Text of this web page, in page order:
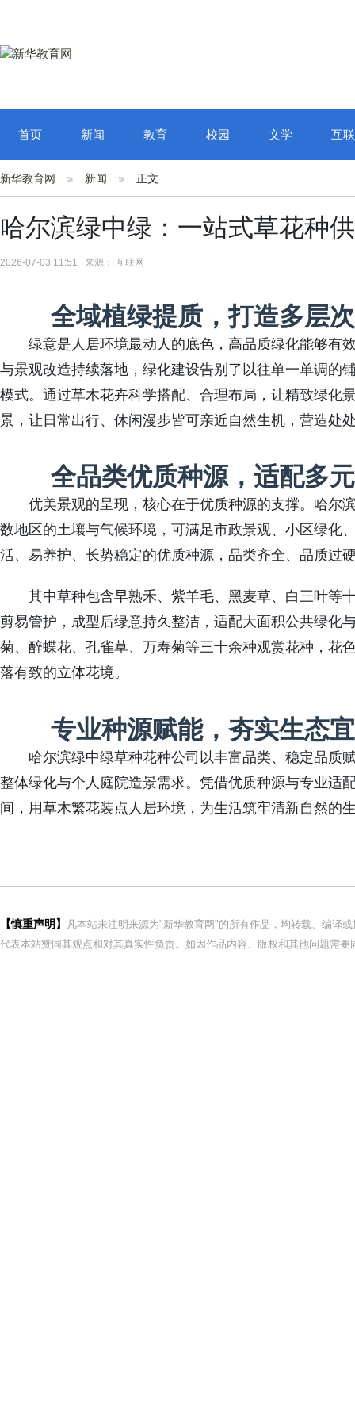
首页 新闻 教育 校园 文学 互
新华教育网 新闻 正文
哈尔滨绿中绿：一站式草花种
2026-07-03 11:51 来源： 互联网
全域植绿提质，打造多层
绿意是人居环境最动人的底色，高品质绿化能够有
与景观改造持续落地，绿化建设告别了以往单一单调的
模式。通过草木花卉科学搭配、合理布局，让精致绿化
景，让日常出行、休闲漫步皆可亲近自然生机，营造处
全品类优质种源，适配多
优美景观的呈现，核心在于优质种源的支撑。哈尔
数地区的土壤与气候环境，可满足市政景观、小区绿化
活、易养护、长势稳定的优质种源，品类齐全、品质过
其中草种包含早熟禾、紫羊毛、黑麦草、白三叶等
剪易管护，成型后绿意持久整洁，适配大面积公共绿化
菊、醉蝶花、孔雀草、万寿菊等三十余种观赏花种，花
落有致的立体花境。
专业种源赋能，夯实生态
哈尔滨绿中绿草种花种公司以丰富品类、稳定品质
整体绿化与个人庭院造景需求。凭借优质种源与专业适
间，用草木繁花装点人居环境，为生活筑牢清新自然的
【慎重声明】
凡本站未注明来源为"新华教育网"的所有作品，均转载、编译
代表本站赞同其观点和对其真实性负责。如因作品内容、版权和其他问题需